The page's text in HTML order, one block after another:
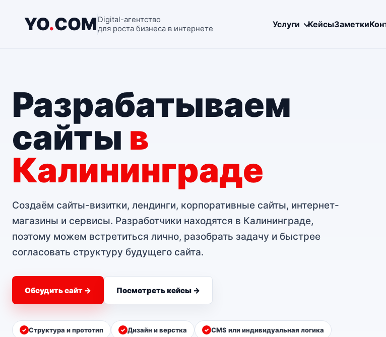
YO.COM Digital-агентство
для роста бизнеса в интернете
Услуги КейсыЗаметки
Разрабатываем
сайты в
Калининграде
Создаём сайты-визитки, лендинги, корпоративные сайты, интернет-
магазины и сервисы. Разработчики находятся в Калининграде,
поэтому можем встретиться лично, разобрать задачу и быстрее
согласовать структуру будущего сайта.
Обсудить сайт → Посмотреть кейсы →
Структура и прототип Дизайн и верстка CMS или индивидуальная логика